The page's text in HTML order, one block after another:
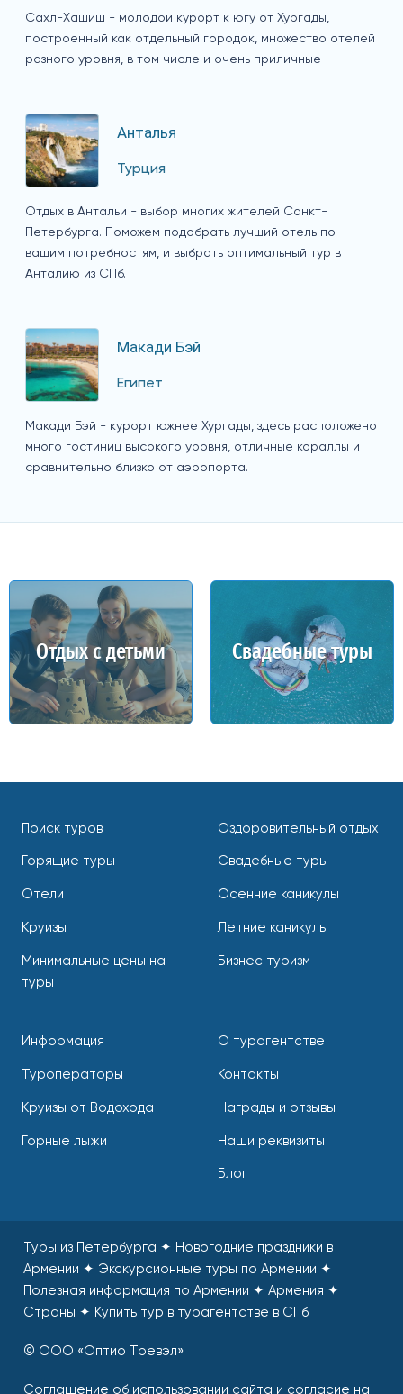
Сахл-Хашиш - молодой курорт к югу от Хургады,
построенный как отдельный городок, множество отелей
разного уровня, в том числе и очень приличные
Анталья
Турция
Отдых в Антальи - выбор многих жителей Санкт-
Петербурга. Поможем подобрать лучший отель по
вашим потребностям, и выбрать оптимальный тур в
Анталию из СПб.
Макади Бэй
Египет
Макади Бэй - курорт южнее Хургады, здесь расположено
много гостиниц высокого уровня, отличные кораллы и
сравнительно близко от аэропорта.
Отдых с детьми Свадебные туры
Поиск туров
Горящие туры
Отели
Круизы
Минимальные цены на
туры
Оздоровительный отдых
Свадебные туры
Осенние каникулы
Летние каникулы
Бизнес туризм
Информация
Туроператоры
Круизы от Водохода
Горные лыжи
О турагентстве
Контакты
Награды и отзывы
Наши реквизиты
Блог
Туры из Петербурга ✦ Новогодние праздники в
Армении ✦ Экскурсионные туры по Армении ✦
Полезная информация по Армении ✦ Армения ✦
Страны ✦ Купить тур в турагентстве в СПб
© ООО «Оптио Тревэл»
Соглашение об использовании сайта и согласие на